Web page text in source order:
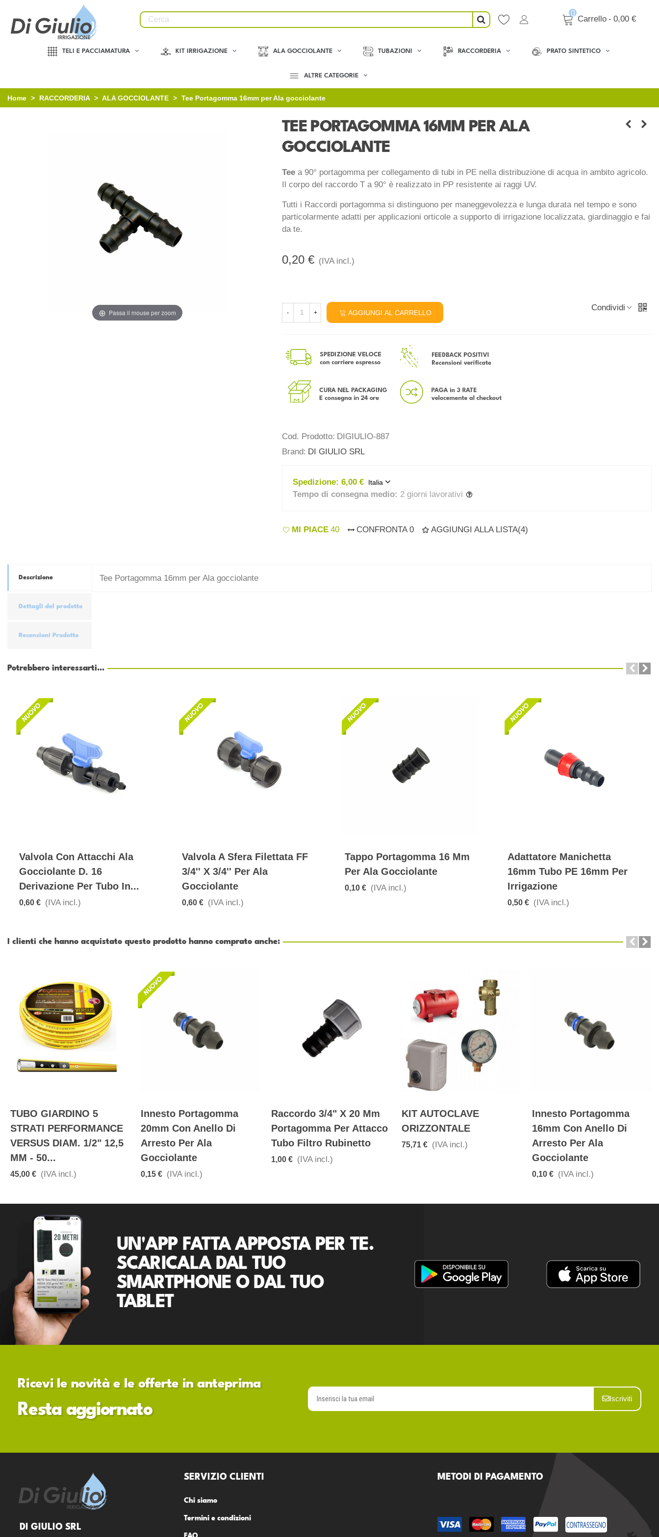
0
Carrello - 0,00 €
TELI E PACCIAMATURA KIT IRRIGAZIONE ALA GOCCIOLANTE TUBAZIONI RACCORDERIA PRATO SINTETICO
ALTRE CATEGORIE
Home > RACCORDERIA > ALA GOCCIOLANTE > Tee Portagomma 16mm per Ala gocciolante
Passa il mouse per zoom
TEE PORTAGOMMA 16MM PER ALA
GOCCIOLANTE
Tee a 90° portagomma per collegamento di tubi in PE nella distribuzione di acqua in ambito agricolo.
Il corpo del raccordo T a 90° è realizzato in PP resistente ai raggi UV.
Tutti i Raccordi portagomma si distinguono per maneggevolezza e lunga durata nel tempo e sono
particolarmente adatti per applicazioni orticole a supporto di irrigazione localizzata, giardinaggio e fai
da te.
0,20 € (IVA incl.)
- + AGGIUNGI AL CARRELLO
Condividi
Cod. Prodotto: DIGIULIO-887
Brand: DI GIULIO SRL
Spedizione: 6,00 € Italia
Tempo di consegna medio: 2 giorni lavorativi
MI PIACE 40 CONFRONTA 0 AGGIUNGI ALLA LISTA(4)
Descrizione
Dettagli del prodotto
Recensioni Prodotto
Tee Portagomma 16mm per Ala gocciolante
Potrebbero interessarti...
Valvola Con Attacchi Ala
Gocciolante D. 16
Derivazione Per Tubo In...
0,60 € (IVA incl.)
Valvola A Sfera Filettata FF
3/4'' X 3/4'' Per Ala
Gocciolante
0,60 € (IVA incl.)
Tappo Portagomma 16 Mm
Per Ala Gocciolante
0,10 € (IVA incl.)
Adattatore Manichetta
16mm Tubo PE 16mm Per
Irrigazione
0,50 € (IVA incl.)
I clienti che hanno acquistato questo prodotto hanno comprato anche:
TUBO GIARDINO 5
STRATI PERFORMANCE
VERSUS DIAM. 1/2" 12,5
MM - 50...
45,00 € (IVA incl.)
Innesto Portagomma
20mm Con Anello Di
Arresto Per Ala
Gocciolante
0,15 € (IVA incl.)
Raccordo 3/4" X 20 Mm
Portagomma Per Attacco
Tubo Filtro Rubinetto
1,00 € (IVA incl.)
KIT AUTOCLAVE
ORIZZONTALE
75,71 € (IVA incl.)
Innesto Portagomma
16mm Con Anello Di
Arresto Per Ala
Gocciolante
0,10 € (IVA incl.)
UN'APP FATTA APPOSTA PER TE.
SCARICALA DAL TUO
SMARTPHONE O DAL TUO
TABLET
Ricevi le novità e le offerte in anteprima
Resta aggiornato
Iscriviti
DI GIULIO SRL
SERVIZIO CLIENTI
Chi siamo
Termini e condizioni
METODI DI PAGAMENTO